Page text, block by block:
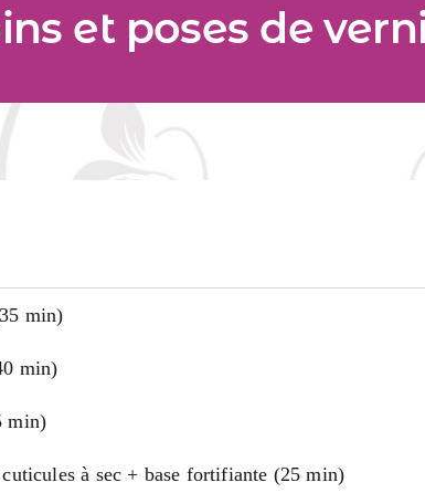
et poses de
min)
min)
min)
à sec + base fortifiante (25 min)